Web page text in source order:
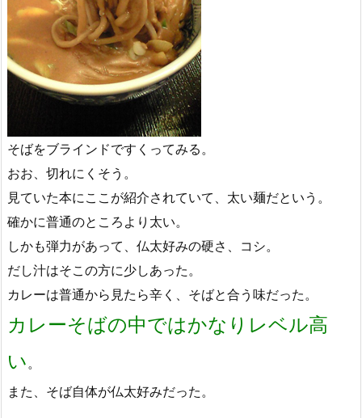
そばをブラインドですくってみる。
おお、切れにくそう。
見ていた本にここが紹介されていて、太い麺だという。
確かに普通のところより太い。
しかも弾力があって、仏太好みの硬さ、コシ。
だし汁はそこの方に少しあった。
カレーは普通から見たら辛く、そばと合う味だった。
カレーそばの中ではかなりレベル高
い 。
また、そば自体が仏太好みだった。